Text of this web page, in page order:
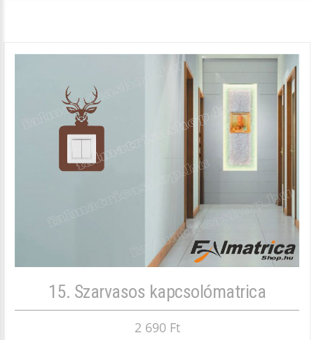
15. Szarvasos kapcsolómatrica
2 690 Ft